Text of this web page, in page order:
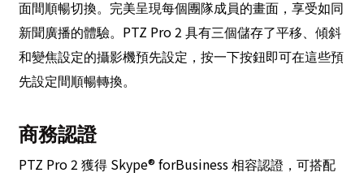
面間順暢切換。完美呈現每個團隊成員的畫面，享受如同
新聞廣播的體驗。 PTZ Pro 2 具有三個儲存了平移、傾斜
和變焦設定的攝影機預先設定，按一下按鈕即可在這些預
先設定間順暢轉換。
商務認證
PTZ Pro 2 獲得 Skype® forBusiness 相容認證，可搭配